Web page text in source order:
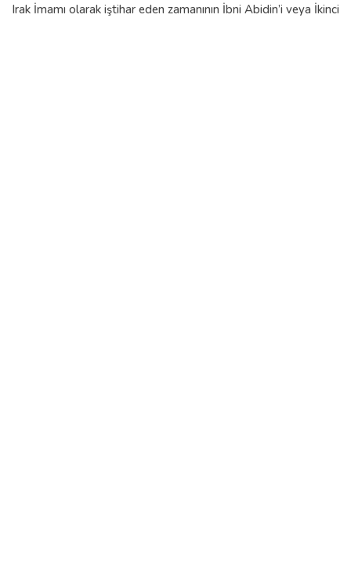
Irak İmamı olarak iştihar eden zamanının İbni Abidin’i veya İkinci